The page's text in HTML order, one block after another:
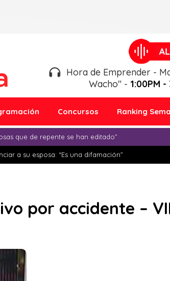
Hora de Emprender -
Wacho" - 1:00PM -
Concursos Ranking
que de repente se han editado”
a su esposa: “Es una difamación”
por accidente –